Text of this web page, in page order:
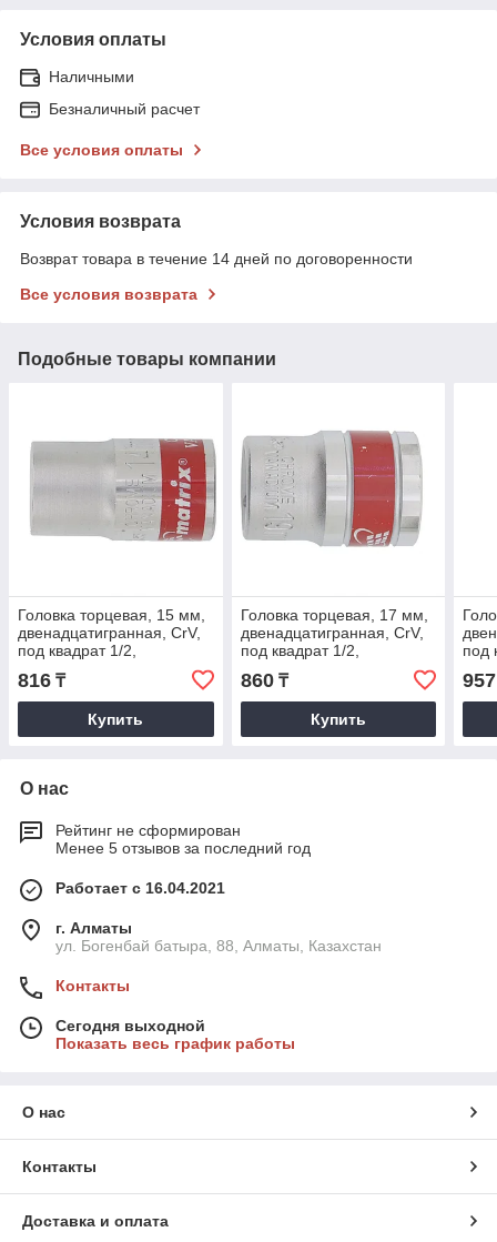
Условия оплаты
Наличными
Безналичный расчет
Все условия оплаты
Условия возврата
Возврат товара в течение 14 дней по договоренности
Все условия возврата
Подобные товары компании
Головка торцевая, 15 мм,
двенадцатигранная, CrV,
под квадрат 1/2,
хромированная. MATRIX
MASTER
816 ₸
Купить
Головка торцевая, 17 мм,
двенадцатигранная, CrV,
под квадрат 1/2,
хромированная. MATRIX
MASTER
860₸
Купить
под
957
О нас
Рейтинг не сформирован
Менее 5 отзывов за последний год
Работает с 16.04.2021
г. Алматы
ул. Богенбай батыра, 88, Алматы, Казахстан
Контакты
Сегодня выходной
Показать весь график работы
О нас
Контакты
Доставка и оплата